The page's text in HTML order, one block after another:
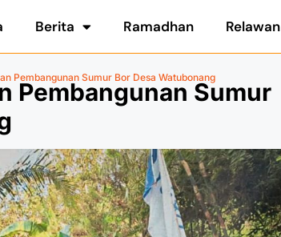
Berita Ramadhan Relawan
Pembangunan Sumur Bor Desa Watubonang
Pembangunan Sumur